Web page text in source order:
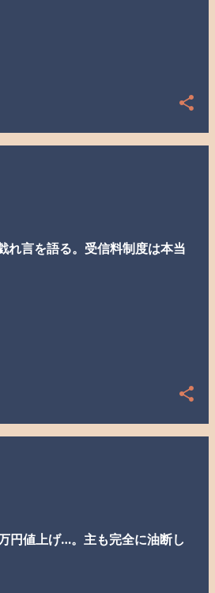
れ言を語る。受信料制度は本当
円値上げ…。主も完全に油断し